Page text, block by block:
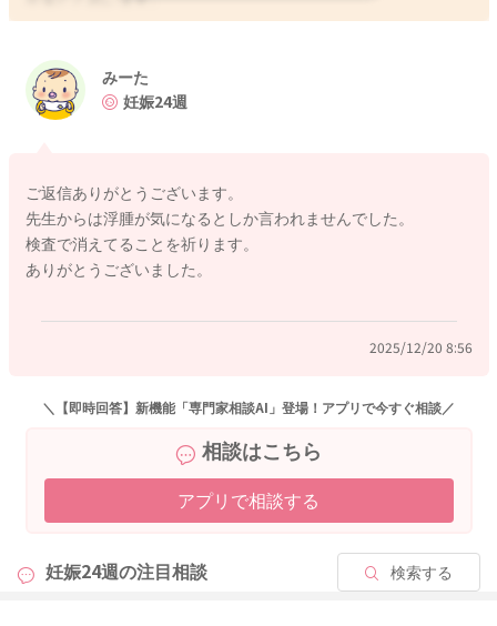
実際に一緒にエコーを拝見させていただいていないこともあり
ますので、どのような状況になっているのかわからないところ
てもと思いますので、検査の際にご確認いただけたらと思いま
す。
頭の大きさが実際の週数よりも1〜2週ほど大きめであること
どうぞよろしくお願いします。
みーた
妊娠24週
ご返信ありがとうございます。
先生からは浮腫が気になるとしか言われませんでした。
検査で消えてることを祈ります。
ありがとうございました。
2025/12/20 8:56
＼【即時回答】新機能「専門家相談AI」登場！アプリで今すぐ相談／
相談はこちら
アプリで相談する
妊娠24週の注目相談 検索する